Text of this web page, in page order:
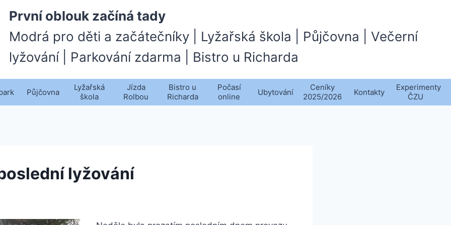
První oblouk začíná tady
Modrá pro děti a začátečníky | Lyžařská škola | Půjčovna | Večerní
lyžování | Parkování zdarma | Bistro u Richarda
Půjčovna
Lyžařská
škola
Jízda
Rolbou
Bistro u
Richarda
Počasí
online
Ubytování
Ceníky
2025/2026
Kontakty
Experimenty
ČZU
lyžování